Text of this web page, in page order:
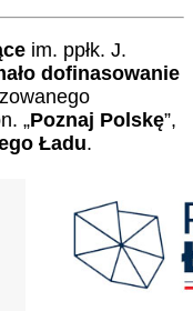
im. ppłk. J.
dofinasowanie
„Poznaj Polskę”,
Ładu.